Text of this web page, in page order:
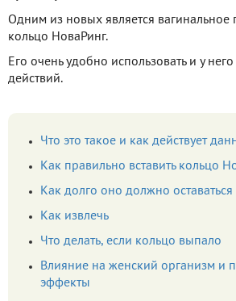
Одним из новых является вагинальное
кольцо НоваРинг.
Его очень удобно использовать и у
действий.
Что это такое и как действует
Как правильно вставить кольцо
Как долго оно должно
Как извлечь
Что делать, если кольцо выпало
Влияние на женский организм и
эффекты